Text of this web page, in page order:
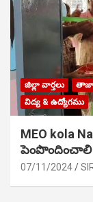
జిల్లా వార్తలు తాజా
విద్య & ఉద్యోగము
MEO kola
పెంపొందించాలి
07/11/2024